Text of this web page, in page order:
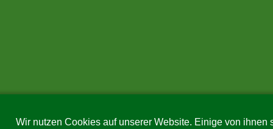
Wir nutzen Cookies auf unserer Website. Einige von